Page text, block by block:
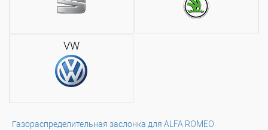
VW
Газораспределительная заслонка для ALFA ROMEO